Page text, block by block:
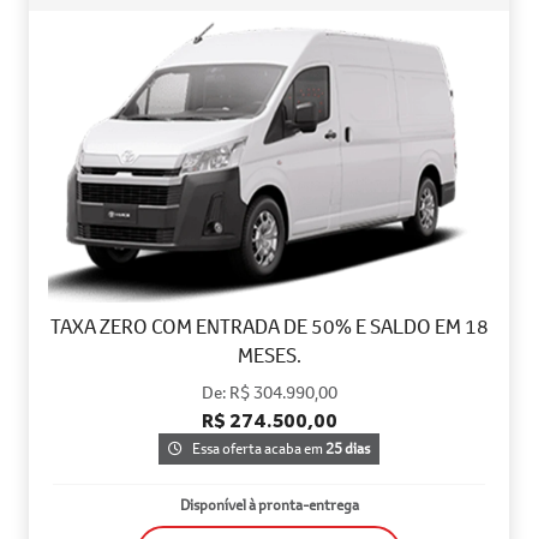
TAXA ZERO COM ENTRADA DE 50% E SALDO EM 18
MESES.
De: R$ 304.990,00
R$ 274.500,00
Essa oferta acaba em25 dias
Disponível à pronta-entrega